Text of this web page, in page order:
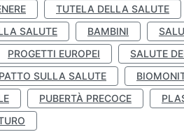
TUTELA DELLA SALUTE
SALUTE
BAMBINI
PROGETTI EUROPEI SALUTE
SULLA SALUTE
PUBERTÀ PRECOCE